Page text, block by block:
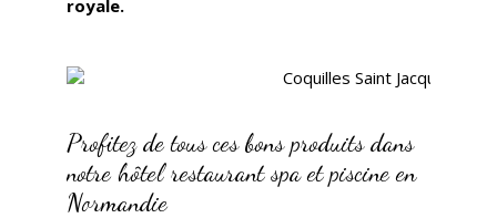
royale.
Profitez de tous ces bons produits dans
notre hôtel restaurant spa et piscine en
Normandie